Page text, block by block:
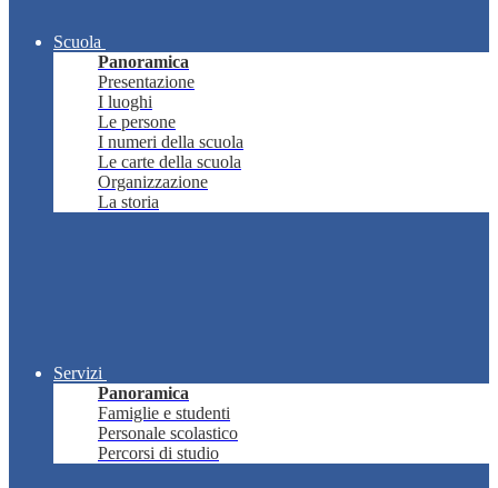
Scuola
Panoramica
Presentazione
I luoghi
Le persone
I numeri della scuola
Le carte della scuola
Organizzazione
La storia
Servizi
Panoramica
Famiglie e studenti
Personale scolastico
Percorsi di studio